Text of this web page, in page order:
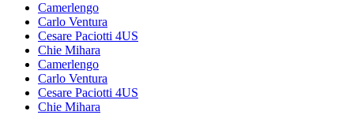
Camerlengo
Carlo Ventura
Cesare Paciotti 4US
Chie Mihara
Camerlengo
Carlo Ventura
Cesare Paciotti 4US
Chie Mihara